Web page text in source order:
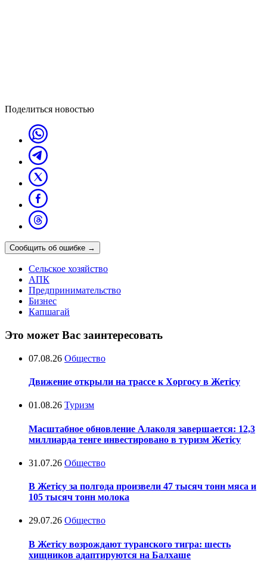
Поделиться новостью
Сообщить об ошибке →
Сельское хозяйство
АПК
Предпринимательство
Бизнес
Капшагай
Это может Вас заинтересовать
07.08.26 Общество
Движение открыли на трассе к Хоргосу в Жетісу
01.08.26 Туризм
Масштабное обновление Алаколя завершается: 12,3
миллиарда тенге инвестировано в туризм Жетісу
31.07.26 Общество
В Жетісу за полгода произвели 47 тысяч тонн мяса и
105 тысяч тонн молока
29.07.26 Общество
В Жетісу возрождают туранского тигра: шесть
хищников адаптируются на Балхаше